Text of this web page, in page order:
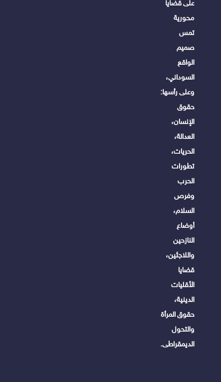
على قضايا
محورية
تمس
صميم
الواقع
السوداني،
وعلى رأسها:
حقوق
الإنسان،
العدالة،
الحريات،
تطورات
الحرب
وفرص
السلام،
أوضاع
النازحين
واللاجئين،
قضايا
الأقليات
الدينية،
حقوق المرأة
والتحول
الديمقراطى.